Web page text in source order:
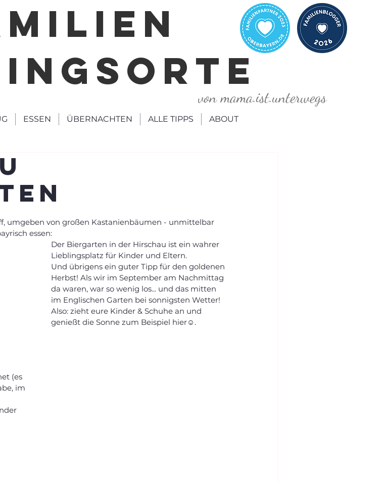
von mama.ist.unterwegs
ESSEN ÜBERNACHTEN ALLE TIPPS ABOUT
umgeben von großen Kastanienbäumen - unmittelbar
essen:
Der Biergarten in der Hirschau ist ein wahrer
Lieblingsplatz für Kinder und Eltern.
Und übrigens ein guter Tipp für den goldenen
Herbst! Als wir im September am Nachmittag
da waren, war so wenig los... und das mitten
im Englischen Garten bei sonnigsten Wetter!
Also: zieht eure Kinder & Schuhe an und
genießt die Sonne zum Beispiel hier☺️.
(es
im